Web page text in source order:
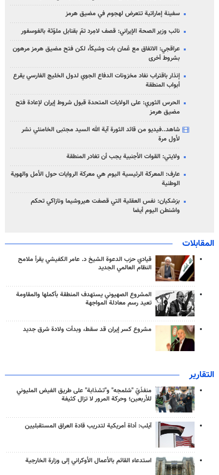
سفينة إماراتية تتعرض لهجوم في مضيق هرمز
نائب وزير الصحة الإيراني: قصف لامِرد تمّ بقنابل ملوّثة بالفوسفور
عراقجي: الاتفاق مع عُمان بات وشيكاً، لكن فتح مضيق هرمز مرهون
بشروط أخرى
إنذار باقتراب نفاد مخزونات الدفاع الجوي لدول الخليج الفارسي يقرع
أبواب المنطقة
الحرس الثوري: على الولايات المتحدة قبول شروط إيران لإعادة فتح
مضيق هرمز
شاهد..فيديو من قائد الثورة آية الله السيد مجتبى الخامنئي نشر
لأول مرة
ولايتي: القوات الأجنبية يجب أن تغادر المنطقة
عارف: المعركة الرئيسية اليوم هي معركة الروايات حول الأمل والهوية
الوطنية
بزشكيان: نفس العقلية التي قصفت هيروشيما ونازاكي تحكم
واشنطن اليوم أيضا
المقابلات
قيادي حزب الدعوة الشيخ د. عامر الكفيشي يقرأ ملامح
النظام العالمي الجديد
المشروع الصهيوني يستهدف المنطقة بأكملها والمقاومة
تعيد رسم معادلة المواجهة
مشروع كسر إيران قد سقط، وبدأت ولادة شرق جديد
التقارير
منفذَيّ "شلمجه" و"تشذابة" على طريق الفيض المليوني
للأربعين؛ وحركة المرور لا تزال كثيفة
آيلب: أداة أمريكية لتدريب قادة العراق المستقبليين
استدعاء القائم بالأعمال الأوكراني إلى وزارة الخارجية